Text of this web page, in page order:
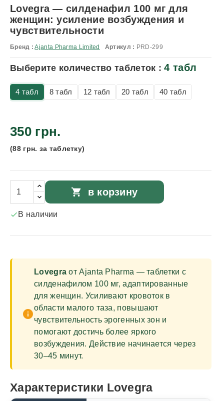
Lovegra — силденафил 100 мг для
женщин: усиление возбуждения и
чувствительности
Бренд : Ajanta Pharma Limited Артикул : PRD-299
Выберите количество таблеток :4 табл
4 табл 8 табл 12 табл 20 табл 40 табл
350 грн.
(88 грн. за таблетку)
shopping_cart в корзину
 В наличии
info
Lovegra от Ajanta Pharma — таблетки с
силденафилом 100 мг, адаптированные
для женщин. Усиливают кровоток в
области малого таза, повышают
чувствительность эрогенных зон и
помогают достичь более яркого
возбуждения. Действие начинается через
30–45 минут.
Характеристики Lovegra